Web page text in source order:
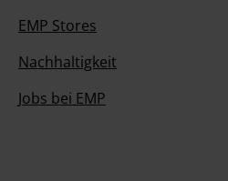
EMP Stores
Nachhaltigkeit
Jobs bei EMP